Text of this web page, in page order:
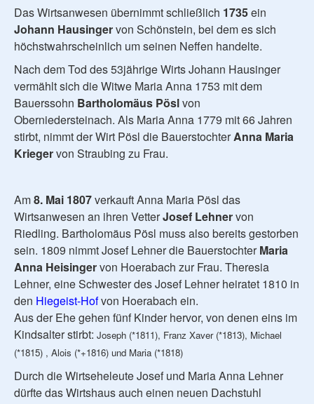
Das Wirtsanwesen übernimmt schließlich 1735ein
Johann Hausingervon Schönstein, bei dem es sich
höchstwahrscheinlich um seinen Neffen handelte.
Nach dem Tod des 53jährige Wirts Johann Hausinger
vermählt sich die Witwe Maria Anna 1753 mit dem
Bauerssohn Bartholomäus Pöslvon
Oberniedersteinach. Als Maria Anna 1779 mit 66 Jahren
stirbt, nimmt der Wirt Pösl die BauerstochterAnna Maria
Kriegervon Straubing zu Frau.
Am8. Mai 1807verkauft Anna Maria Pösl das
Wirtsanwesen an ihren VetterJosef Lehnervon
Riedling. Bartholomäus Pösl muss also bereits gestorben
sein. 1809 nimmt Josef Lehner die BauerstochterMaria
Anna Heisingervon Hoerabach zur Frau. Theresia
Lehner, eine Schwester des Josef Lehner heiratet 1810 in
den Hiegeist-Hofvon Hoerabach ein.
Aus der Ehe gehen fünf Kinder hervor, von denen eins im
Kindsalter stirbt: Joseph (*1811), Franz Xaver (*1813), Michael
(*1815) , Alois (*+1816) und Maria (*1818)
Durch die Wirtseheleute Josef und Maria Anna Lehner
dürfte das Wirtshaus auch einen neuen Dachstuhl